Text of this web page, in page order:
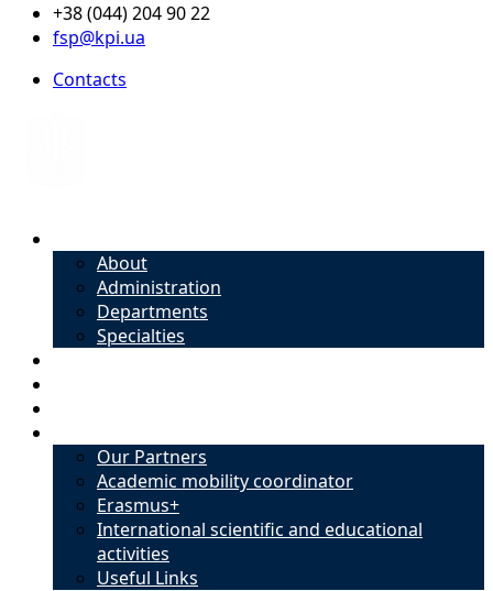
+38 (044) 204 90 22
fsp@kpi.ua
Contacts
About
Administration
Departments
Specialties
Our Partners
Academic mobility coordinator
Erasmus+
International scientific and educational
activities
Useful Links